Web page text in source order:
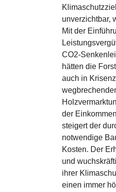
unverzichtbar,
Mit der
CO2-
hätten die
auch in
der
steigert der
notwendige
Kosten. Der
und
ihrer
einen immer